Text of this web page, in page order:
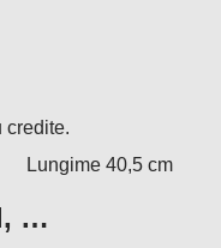
credite.
Lungime 40,5 cm
…